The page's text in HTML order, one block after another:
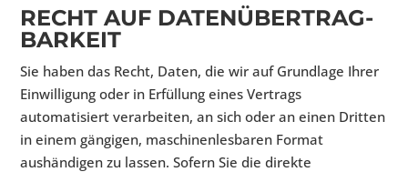
RECHT AUF DATEN­ÜBERTRAG­
BARKEIT
Sie haben das Recht, Daten, die wir auf Grundlage Ihrer
Einwilligung oder in Erfüllung eines Vertrags
automatisiert verarbeiten, an sich oder an einen Dritten
in einem gängigen, maschinenlesbaren Format
aushändigen zu lassen. Sofern Sie die direkte